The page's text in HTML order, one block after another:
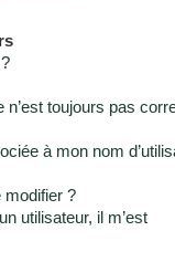
n’est toujours pas
à mon nom
modifier ?
utilisateur, il m’est